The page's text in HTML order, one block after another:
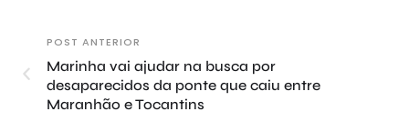
POST ANTERIOR
Marinha vai ajudar na busca por
desaparecidos da ponte que caiu entre
Maranhão e Tocantins